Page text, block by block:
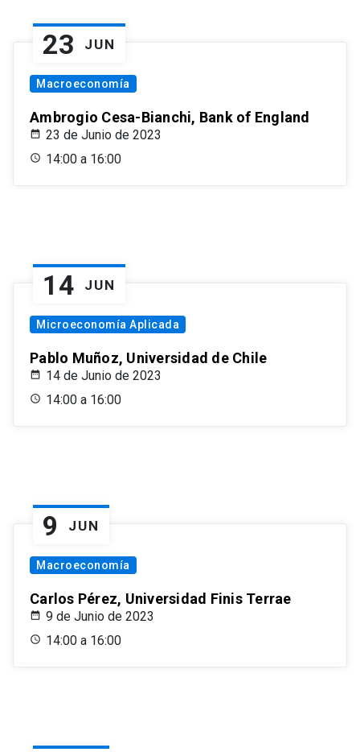
23 JUN
Macroeconomía
Ambrogio Cesa-Bianchi, Bank of England
23 de Junio de 2023
14:00 a 16:00
14 JUN
Microeconomía Aplicada
Pablo Muñoz, Universidad de Chile
14 de Junio de 2023
14:00 a 16:00
9 JUN
Macroeconomía
Carlos Pérez, Universidad Finis Terrae
9 de Junio de 2023
14:00 a 16:00